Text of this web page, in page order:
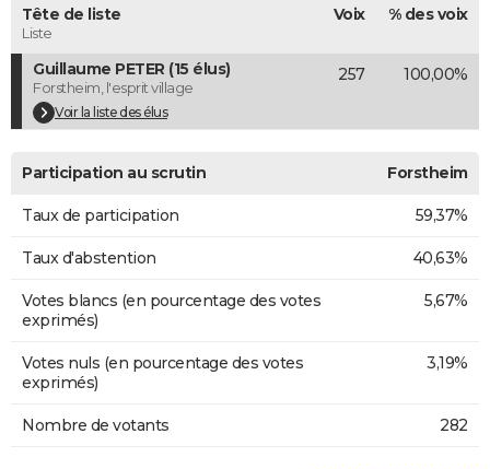
Dictionnaire
Biographies
Citations
Expressions
Proverbes
PROGRAMME TV
COPAINS D'AVANT
S'inscrire
Se connecter
Lycées
Collèges
Primaires
Universités
Entreprises
Service militaire
Avis de recherche
AVIS DE DÉCÈS
FORUM
Tête de liste
Liste
Voix % des voix
Guillaume PETER (15 élus)
Forstheim, l'esprit village
Voir la liste des élus
257 100,00%
Participation au scrutin Forstheim
Taux de participation 59,37%
Taux d'abstention 40,63%
Votes blancs (en pourcentage des votes
exprimés)
5,67%
Votes nuls (en pourcentage des votes
exprimés)
3,19%
Nombre de votants 282